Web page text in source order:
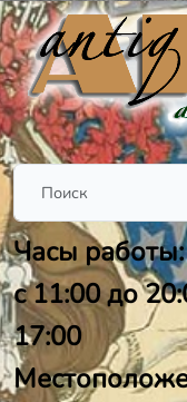
Часы
с 11:00 до
17:00